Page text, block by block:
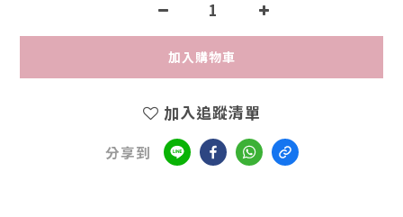
加入購物車
加入追蹤清單
分享到